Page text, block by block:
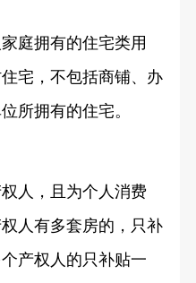
庭拥有的住宅类用
宅，不包括商铺、办
所拥有的住宅。
人，且为个人消费
人有多套房的，只补
产权人的只补贴一